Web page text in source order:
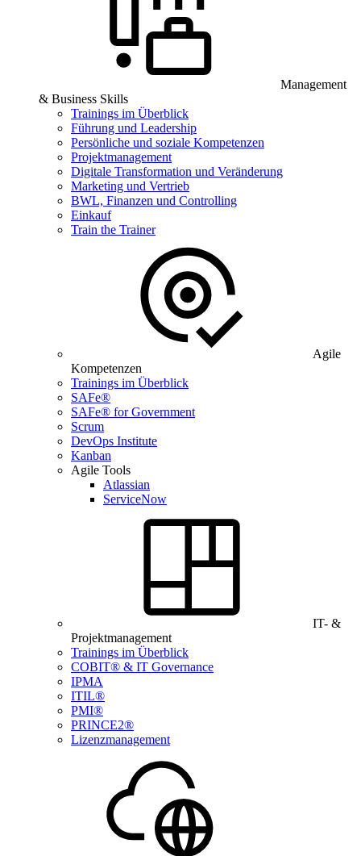
Management
& Business Skills
Trainings im Überblick
Führung und Leadership
Persönliche und soziale Kompetenzen
Projektmanagement
Digitale Transformation und Veränderung
Marketing und Vertrieb
BWL, Finanzen und Controlling
Einkauf
Train the Trainer
Agile
Kompetenzen
Trainings im Überblick
SAFe®
SAFe® for Government
Scrum
DevOps Institute
Kanban
Agile Tools
Atlassian
ServiceNow
IT- &
Projektmanagement
Trainings im Überblick
COBIT® & IT Governance
IPMA
ITIL®
PMI®
PRINCE2®
Lizenzmanagement